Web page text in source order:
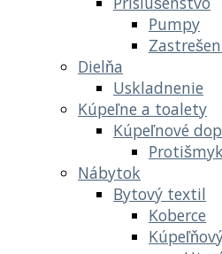
Pumpy
Dielňa
Uskladnenie
Kúpeľne a toalety
Kúpeľnové
Nábytok
Bytový textil
Koberce